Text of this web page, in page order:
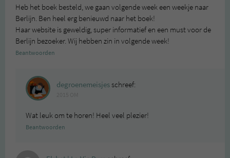
Heb het boek besteld, we gaan volgende week een weekje naar
Berlijn. Ben heel erg benieuwd naar het boek!
Haar website is geweldig, super informatief en een must voor de
Berlijn bezoeker. Wij hebben zin in volgende week!
Beantwoorden
degroenemeisjesschreef:
Wat leuk om te horen! Heel veel plezier!
Beantwoorden